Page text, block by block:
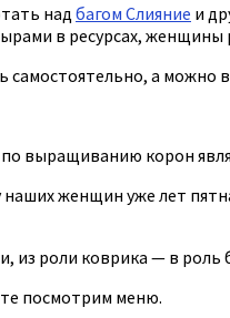
над багом Слияние и
в ресурсах, женщины
самостоятельно, а можно
выращиванию корон
женщин уже лет
из роли коврика — в роль
посмотрим меню.